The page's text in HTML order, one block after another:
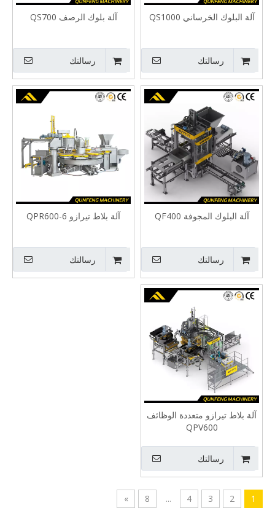
آلة البلوك الخرساني QS1000
رسالتك
آلة بلوك الرصف QS700
رسالتك
آلة البلوك المجوفة QF400
رسالتك
آلة بلاط تيرازو QPR600-6
رسالتك
آلة بلاط تيرازو متعددة الوظائف
QPV600
رسالتك
1
2
3
4
...
8
»